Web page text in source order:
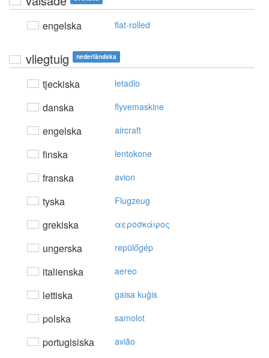
engelska flat-rolled
vliegtuig nederländska
tjeckiska letadlo
danska flyvemaskine
engelska aircraft
finska lentokone
franska avion
tyska Flugzeug
grekiska αερoσκάφoς
ungerska repülőgép
italienska aereo
lettiska gaisa kuģis
polska samolot
portugisiska avião